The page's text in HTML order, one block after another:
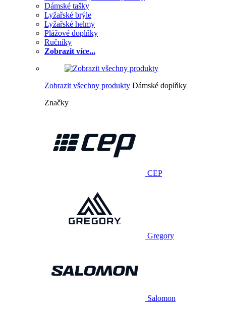
Dámské tašky
Lyžařské brýle
Lyžařské helmy
Plážové doplňky
Ručníky
Zobrazit více...
Zobrazit všechny produkty Dámské doplňky
Značky
CEP
Gregory
Salomon